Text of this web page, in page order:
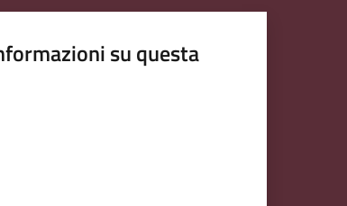
su questa